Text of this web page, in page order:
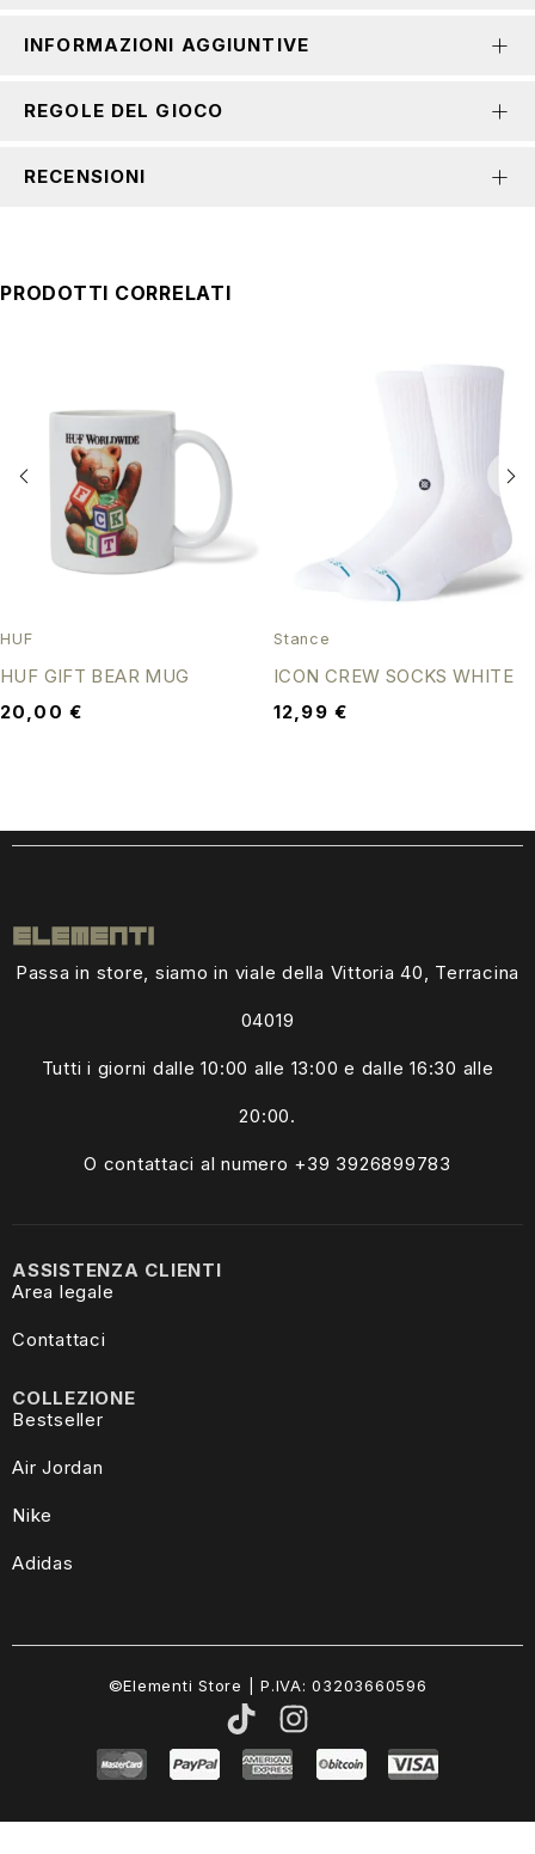
INFORMAZIONI AGGIUNTIVE
REGOLE DEL GIOCO
RECENSIONI
PRODOTTI CORRELATI
HUF
HUF GIFT BEAR MUG
20,00 €
Stance
ICON CREW SOCKS WHITE
12,99 €
Passa in store, siamo in viale della Vittoria 40, Terracina
04019
Tutti i giorni dalle10:00 alle 13:00 e dalle 16:30 alle
20:00.
O contattaci al numero +39 3926899783
COLLEZIONE
Bestseller
Air Jordan
Nike
Adidas
ASSISTENZA CLIENTI
Area legale
Contattaci
©Elementi Store | P.IVA: 03203660596